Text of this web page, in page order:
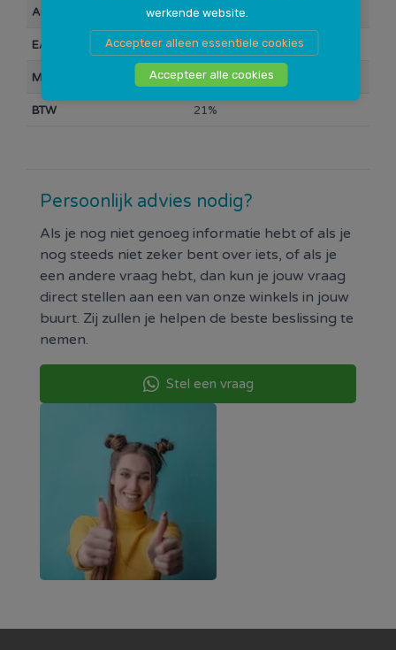
werkende website.
Accepteer alleen essentiele cookies
Accepteer alle cookies
gemiddeld stroomverbruik en daarmee geschikt
voor een groot aantal producten. Bovendien
hebben deze batterijen door een speciale formule
een extra lange levensduur.
De GP Super Alkaline is beschikbaar in
verschillende formaten zodat je voor elk apparaat
GP Batteries heeft meer dan 50 jaar ervaring met
waardoor je er altijd zeker van bent dat je
kwalitatief hoogwaardige batterijen in huis haalt.
Artikelnummer 10007633
EAN Barcode 4891199218224
Merk GP
BTW 21%
Persoonlijk advies nodig?
Als je nog niet genoeg informatie hebt of als je
nog steeds niet zeker bent over iets, of als je
een andere vraag hebt, dan kun je jouw vraag
direct stellen aan een van onze winkels in jouw
buurt. Zij zullen je helpen de beste beslissing te
nemen.
Stel een vraag